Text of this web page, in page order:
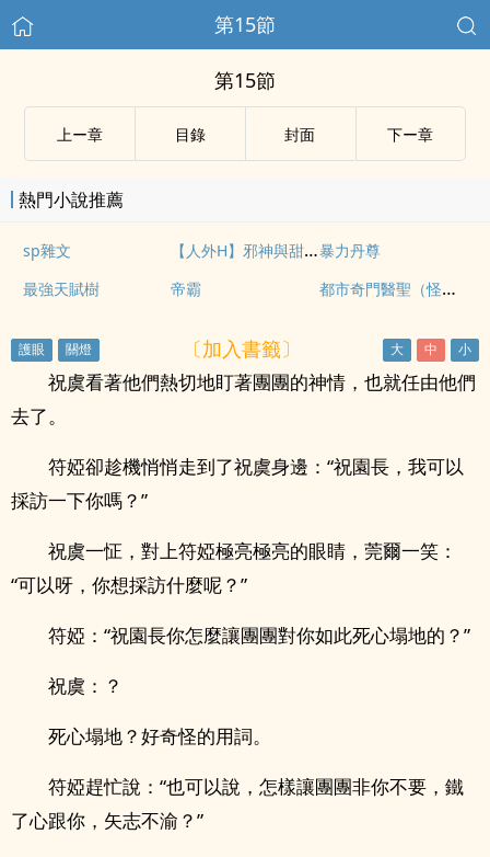
第15節
第15節
上ー章 目錄 封面 下ー章
熱門小說推薦
sp雜文 【人外H】邪神與甜祭：八尺大人的遊樂場暴力丹尊
最強天賦樹
帝霸 都市奇門醫聖（怪醫聖手）
〔加入書籤〕
祝虞看著他們熱切地盯著團團的神情，也就任由他們
去了。
符婭卻趁機悄悄走到了祝虞身邊：“祝園長，我可以
採訪一下你嗎？”
祝虞一怔，對上符婭極亮極亮的眼睛，莞爾一笑：
“可以呀，你想採訪什麼呢？”
符婭：“祝園長你怎麼讓團團對你如此死心塌地的？”
祝虞：？
死心塌地？好奇怪的用詞。
符婭趕忙說：“也可以說，怎樣讓團團非你不要，鐵
了心跟你，矢志不渝？”